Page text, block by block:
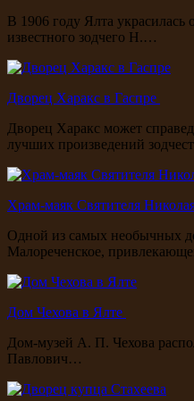
В 1906 году Ялта украсилась
известного зодчего Н.…
Дворец Харакс в Гаспре
Дворец Харакс может
лучших произведений
Храм-маяк Святителя
Одной из самых необычных
Малореченское,
Дом Чехова в Ялте
Дом-музей А. П. Чехова
Павлович…